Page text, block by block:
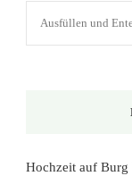
Hochzeit auf Burg